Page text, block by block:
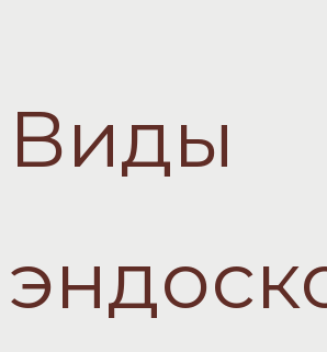
Виды